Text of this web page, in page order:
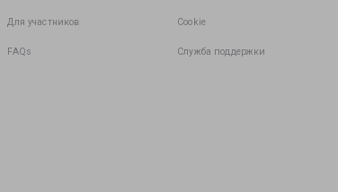
Для участников
FAQs
Cookie
Служба поддержки